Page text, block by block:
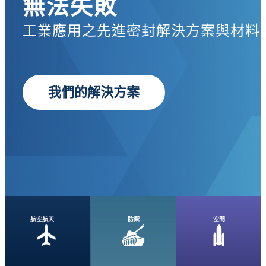
無法失敗
工業應用之先進密封解決方案與材料
我們的解決方案
航空航天 防禦 空間